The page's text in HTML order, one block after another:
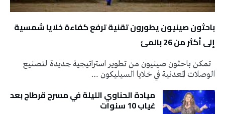
باحثون صينيون يطورون تقنية ترفع كفاءة خلايا شمسية
إلى أكثر من 26 بالمئ
تمكن باحثون صينيون من تطوير استراتيجية جديدة لتصنيع
الوصلات المعدنية في خلايا السيليكون …
ميادة الحناوي الليلة في مسرح قرطاج بعد
غياب 10 سنوات